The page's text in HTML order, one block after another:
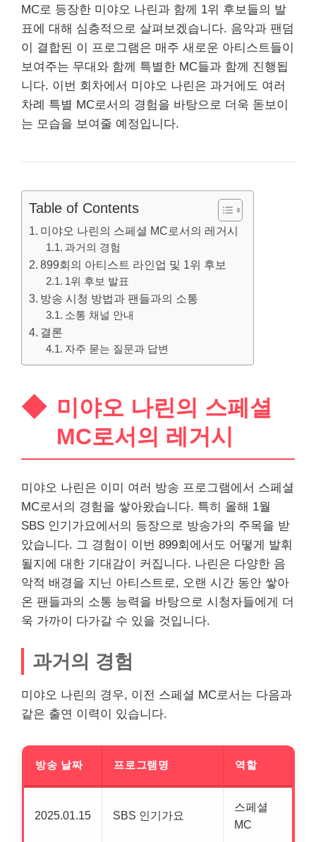
MC로 등장한 미야오 나린과 함께 1위 후보들의 발
표에 대해 심층적으로 살펴보겠습니다. 음악과 팬덤
이 결합된 이 프로그램은 매주 새로운 아티스트들이
보여주는 무대와 함께 특별한 MC들과 함께 진행됩
니다. 이번 회차에서 미야오 나린은 과거에도 여러
차례 특별 MC로서의 경험을 바탕으로 더욱 돋보이
는 모습을 보여줄 예정입니다.
Table of Contents
미야오 나린의 스페셜 MC로서의 레거시
과거의 경험
899회의 아티스트 라인업 및 1위 후보
1위 후보 발표
방송 시청 방법과 팬들과의 소통
소통 채널 안내
결론
자주 묻는 질문과 답변
미야오 나린의 스페셜
MC로서의 레거시
미야오 나린은 이미 여러 방송 프로그램에서 스페셜
MC로서의 경험을 쌓아왔습니다. 특히 올해 1월
SBS 인기가요에서의 등장으로 방송가의 주목을 받
았습니다. 그 경험이 이번 899회에서도 어떻게 발휘
될지에 대한 기대감이 커집니다. 나린은 다양한 음
악적 배경을 지닌 아티스트로, 오랜 시간 동안 쌓아
온 팬들과의 소통 능력을 바탕으로 시청자들에게 더
욱 가까이 다가갈 수 있을 것입니다.
과거의 경험
미야오 나린의 경우, 이전 스페셜 MC로서는 다음과
같은 출연 이력이 있습니다.
방송 날짜 프로그램명 역할
2025.01.15 SBS 인기가요
스페셜
MC